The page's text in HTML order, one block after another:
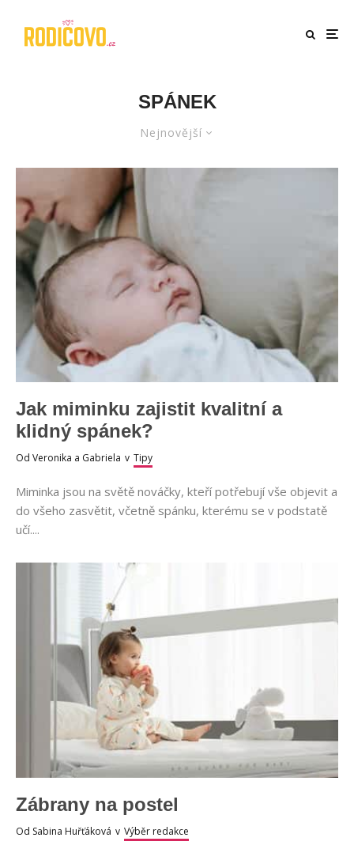
SPÁNEK
Nejnovější
Jak miminku zajistit kvalitní a
klidný spánek?
Od Veronika a Gabriela v Tipy
Miminka jsou na světě nováčky, kteří potřebují vše objevit a
do všeho zasvětit, včetně spánku, kterému se v podstatě
učí....
Zábrany na postel
Od Sabina Huřťáková v Výběr redakce